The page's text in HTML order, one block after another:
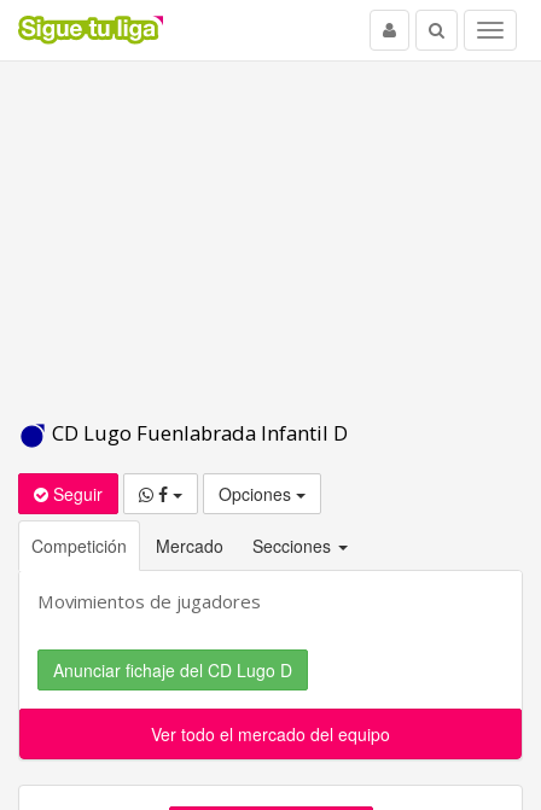
Menu
Buscar
Usuario
CD Lugo Fuenlabrada Infantil D
Seguir Opciones
Competición Mercado Secciones
Movimientos de jugadores
Anunciar fichaje del CD Lugo D
Ver todo el mercado del equipo